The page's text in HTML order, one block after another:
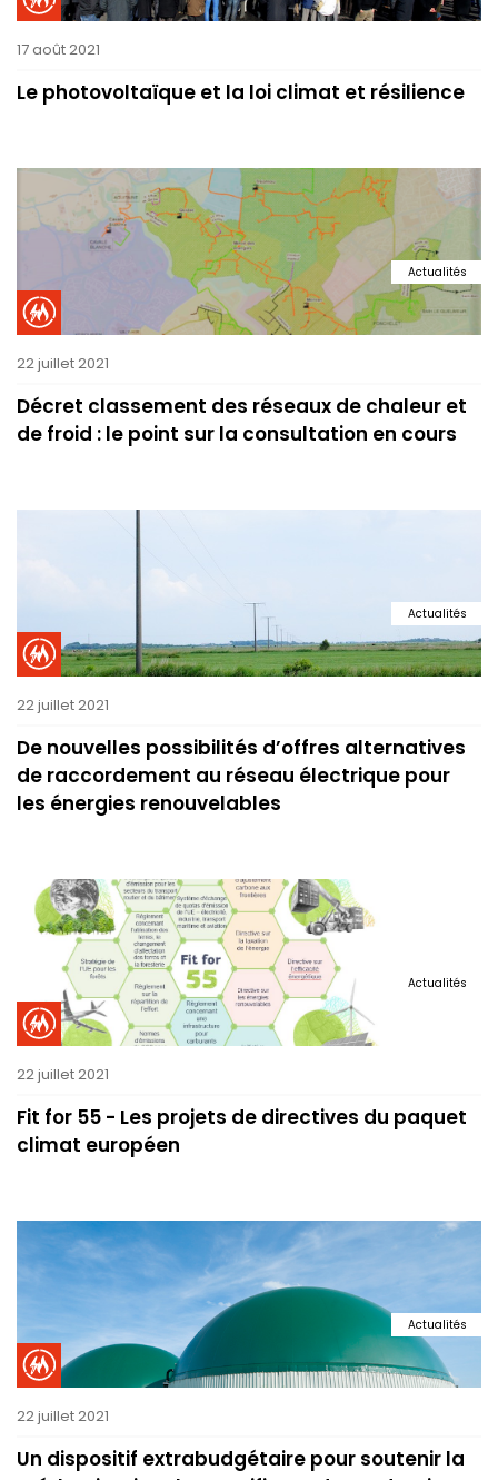
17 août 2021
Le photovoltaïque et la loi climat et résilience
Actualités
22 juillet 2021
Décret classement des réseaux de chaleur et
de froid : le point sur la consultation en cours
Actualités
22 juillet 2021
De nouvelles possibilités d’offres alternatives
de raccordement au réseau électrique pour
les énergies renouvelables
Actualités
22 juillet 2021
Fit for 55 - Les projets de directives du paquet
climat européen
Actualités
22 juillet 2021
Un dispositif extrabudgétaire pour soutenir la